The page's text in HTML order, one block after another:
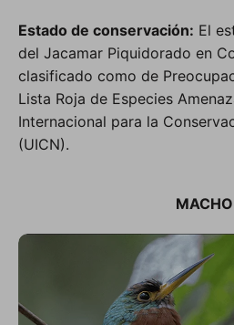
Estado de conservación: El
del Jacamar Piquidorado en
clasificado como de
Lista Roja de Especies
Internacional para la
(UICN).
MACHO